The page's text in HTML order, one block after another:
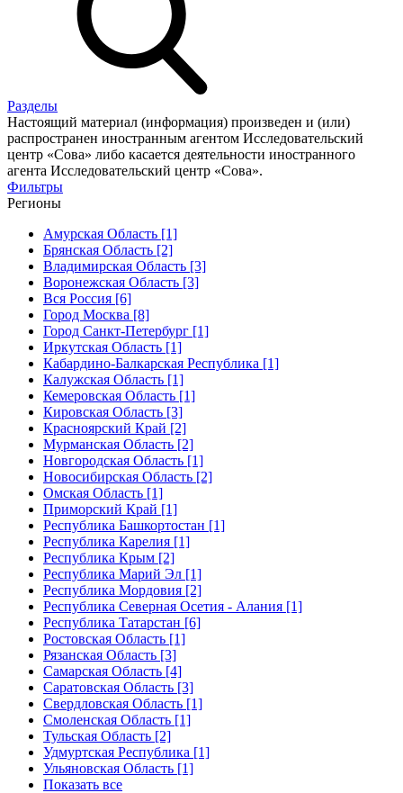
Разделы
Настоящий материал (информация) произведен и (или)
распространен иностранным агентом Исследовательский
центр «Сова» либо касается деятельности иностранного
агента Исследовательский центр «Сова».
Фильтры
Регионы
Амурская Область [1]
Брянская Область [2]
Владимирская Область [3]
Воронежская Область [3]
Вся Россия [6]
Город Москва [8]
Город Санкт-Петербург [1]
Иркутская Область [1]
Кабардино-Балкарская Республика [1]
Калужская Область [1]
Кемеровская Область [1]
Кировская Область [3]
Красноярский Край [2]
Мурманская Область [2]
Новгородская Область [1]
Новосибирская Область [2]
Омская Область [1]
Приморский Край [1]
Республика Башкортостан [1]
Республика Карелия [1]
Республика Крым [2]
Республика Марий Эл [1]
Республика Мордовия [2]
Республика Северная Осетия - Алания [1]
Республика Татарстан [6]
Ростовская Область [1]
Рязанская Область [3]
Самарская Область [4]
Саратовская Область [3]
Свердловская Область [1]
Смоленская Область [1]
Тульская Область [2]
Удмуртская Республика [1]
Ульяновская Область [1]
Показать все